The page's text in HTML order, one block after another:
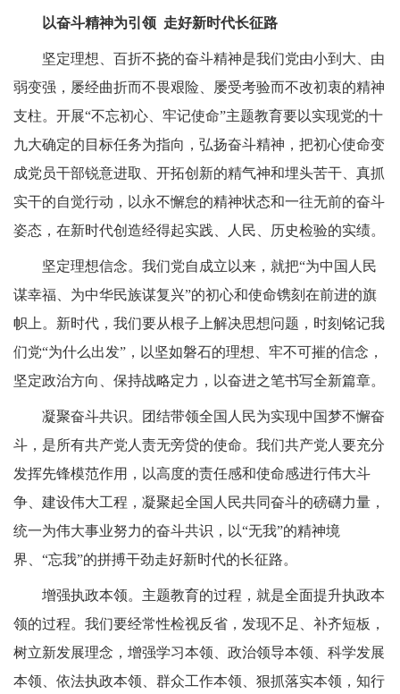
以奋斗精神为引领 走好新时代长征路
坚定理想、百折不挠的奋斗精神是我们党由小到大、由
弱变强，屡经曲折而不畏艰险、屡受考验而不改初衷的精神
支柱。开展“不忘初心、牢记使命”主题教育要以实现党的十
九大确定的目标任务为指向，弘扬奋斗精神，把初心使命变
成党员干部锐意进取、开拓创新的精气神和埋头苦干、真抓
实干的自觉行动，以永不懈怠的精神状态和一往无前的奋斗
姿态，在新时代创造经得起实践、人民、历史检验的实绩。
坚定理想信念。我们党自成立以来，就把“为中国人民
谋幸福、为中华民族谋复兴”的初心和使命镌刻在前进的旗
帜上。新时代，我们要从根子上解决思想问题，时刻铭记我
们党“为什么出发”，以坚如磐石的理想、牢不可摧的信念，
坚定政治方向、保持战略定力，以奋进之笔书写全新篇章。
凝聚奋斗共识。团结带领全国人民为实现中国梦不懈奋
斗，是所有共产党人责无旁贷的使命。我们共产党人要充分
发挥先锋模范作用，以高度的责任感和使命感进行伟大斗
争、建设伟大工程，凝聚起全国人民共同奋斗的磅礴力量，
统一为伟大事业努力的奋斗共识，以“无我”的精神境
界、“忘我”的拼搏干劲走好新时代的长征路。
增强执政本领。主题教育的过程，就是全面提升执政本
领的过程。我们要经常性检视反省，发现不足、补齐短板，
树立新发展理念，增强学习本领、政治领导本领、科学发展
本领、依法执政本领、群众工作本领、狠抓落实本领，知行